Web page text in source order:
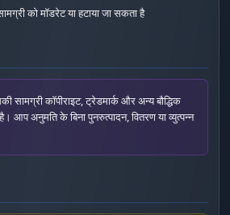
को मॉडरेट या हटाया जा सकता है
कॉपीराइट, ट्रेडमार्क और अन्य बौद्धिक
है। आप अनुमति के बिना पुनरुत्पादन, वितरण या व्युत्पन्न